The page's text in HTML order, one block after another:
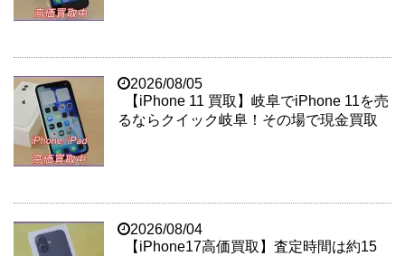
2026/08/05
【iPhone 11 買取】岐阜でiPhone 11を売
るならクイック岐阜！その場で現金買取
2026/08/04
【iPhone17高価買取】査定時間は約15